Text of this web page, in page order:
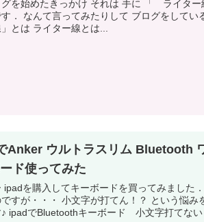
グを始めたきっかけ それは 手に 「 ライタ
． なんて言ってみたりして ブログをしてい
とは ライター線とは...
Anker ウルトラスリム Bluetooth
ド使ってみた
ipadを購入してキーボードを買ってみました
すが・・・ 小文字が打てん！？ という悩み
ipadでBluetoothキーボード 小文字打てない